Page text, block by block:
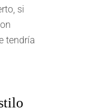
si
tendría